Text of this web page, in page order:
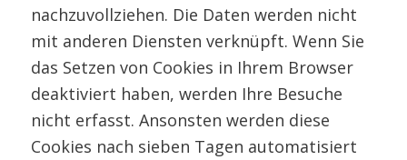
nachzuvollziehen. Die Daten werden nicht
mit anderen Diensten verknüpft. Wenn Sie
das Setzen von Cookies in Ihrem Browser
deaktiviert haben, werden Ihre Besuche
nicht erfasst. Ansonsten werden diese
Cookies nach sieben Tagen automatisiert